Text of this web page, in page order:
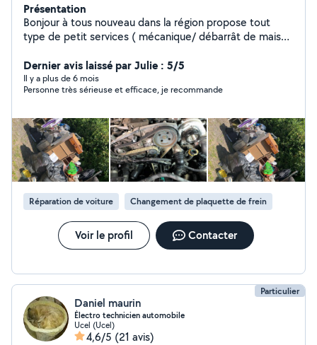
Présentation
Bonjour à tous nouveau dans la région propose tout
type de petit services ( mécanique/ débarrât de maison
conjointe également ( ménage/ aide au tri )
Dernier avis laissé par Julie : 5/5
Il y a plus de 6 mois
Personne très sérieuse et efficace, je recommande
Réparation de voiture Changement de plaquette de frein
Voir le profil Contacter
Particulier
Daniel maurin
Électro technicien automobile
Ucel (Ucel)
4,6/5 (21 avis)